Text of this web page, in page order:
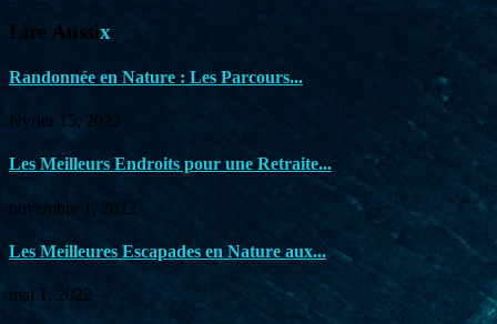
Lire Aussix
Randonnée en Nature : Les Parcours...
février 15, 2023
Les Meilleurs Endroits pour une Retraite...
novembre 1, 2022
Les Meilleures Escapades en Nature aux...
mai 1, 2022